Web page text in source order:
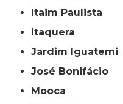
Itaim Paulista
Itaquera
Jardim Iguatemi
José Bonifácio
Mooca